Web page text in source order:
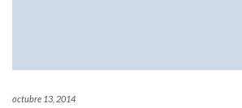
octubre 13, 2014